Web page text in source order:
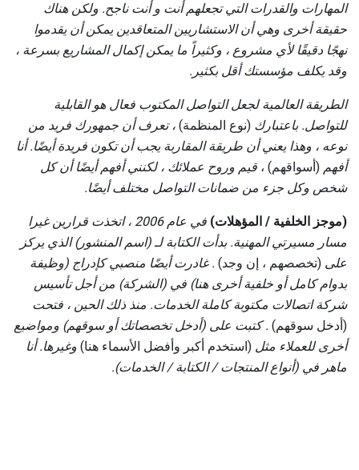
المهارات والقدرات التي تجعلهم أنت و أنت ناجح. ولكن هناك
حقيقة أخرى وهي أن الاستشاريين المتعاقدين يمكن أن يقدموا
نهجًا دقيقًا لأي مشروع ، وكثيراً ما يمكن إكمال المشاريع بسرعة ،
وقد يكلف مؤسستك أقل بكثير.
الطريقة العالمية لجعل التواصل المكتوب فعال هو القابلية
للتواصل. باعتبارك (نوع المنظمة) ، تعرف أن جمهورك فريد من
نوعه ، وهذا يعني أن طريقة المقاربة يجب أن تكون فريدة أيضًا. أنا
أفهم (أسواقهم) ، قيم وروح عملائك ، لكنني أفهم أيضًا أن كل
شخص وكل جزء من ضمانات التواصل مختلف أيضًا.
(موجز الخلفية / المؤهلات)
في عام 2006 ، اتخذت قرارين غيرا
مسار مسيرتي المهنية. بدأت الكتابة لـ (اسم المنشور) الذي يركز
على (تخصصهم ، إن وجد) . غادرت أيضًا منصبي كإدراج (وظيفة
بدوام كامل أو خلفية أخرى هنا) في (الشركة) من أجل تأسيس
شركة اتصالات مكتوبة كاملة الخدمات. منذ ذلك الحين ، فتحت
(أدخل سوقهم) . كتبت على (أدخل تخصصاتك أو سوقهم) ومواضيع
أخرى للعملاء مثل (استخدم أكبر وأفضل الأسماء هنا) وغيرها. أنا
ماهر في (أنواع المنتجات / الكتابة / الخدمات).